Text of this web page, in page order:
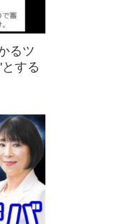
るツ
する